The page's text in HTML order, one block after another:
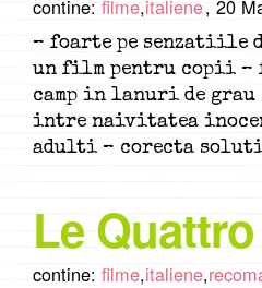
contine: filme,italiene, 20
– foarte pe senzatiile
un film pentru copii –
camp in lanuri de
intre naivitatea
adulti – corecta
Le
contine: filme,italiene,